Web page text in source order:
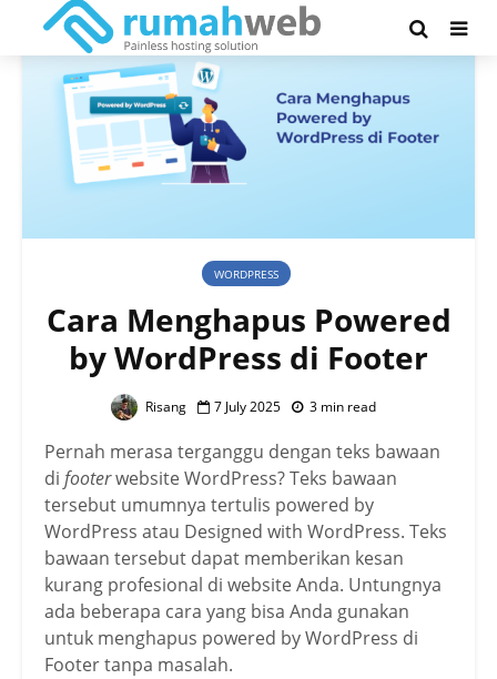
WORDPRESS
Cara Menghapus Powered
by WordPress di Footer
Risang 7 July 2025 3 min read
Pernah merasa terganggu dengan teks bawaan
di footerwebsite WordPress? Teks bawaan
tersebut umumnya tertulis powered by
WordPress atau Designed with WordPress. Teks
bawaan tersebut dapat memberikan kesan
kurang profesional di website Anda. Untungnya
ada beberapa cara yang bisa Anda gunakan
untuk menghapus powered by WordPress di
Footer tanpa masalah.